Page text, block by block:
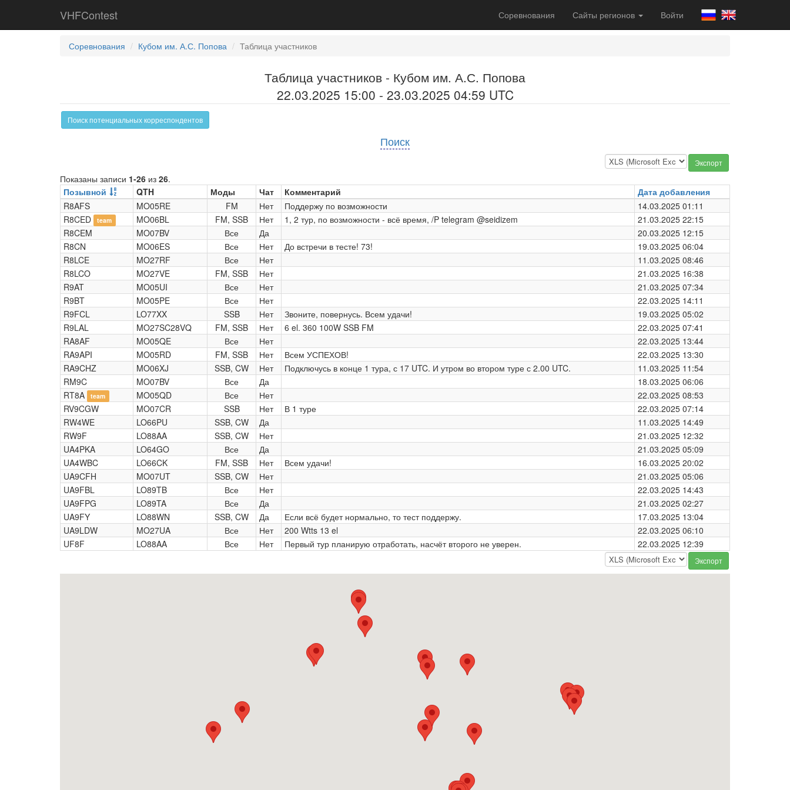
VHFContest Соревнования Сайты регионов Войти
Соревнования Кубом им. А.С. Попова Таблица участников
Таблица участников - Кубом им. А.С. Попова
22.03.2025 15:00 - 23.03.2025 04:59 UTC
Поиск потенциальных корреспондентов
Поиск
Экспорт
Показаны записи 1-26 из 26.
Позывной
QTH Моды Чат Комментарий
Дата добавления
R8AFS
MO05RE FM Нет Поддержу по возможности
14.03.2025 01:11
R8CED
team MO06BL FM, SSB Нет 1, 2 тур, по возможности - всё время, /P telegram @seidizem
21.03.2025 22:15
R8CEM
MO07BV Все Да
20.03.2025 12:15
R8CN
MO06ES Все Нет До встречи в тесте! 73!
19.03.2025 06:04
R8LCE
MO27RF Все Нет
11.03.2025 08:46
R8LCO
MO27VE FM, SSB Нет
21.03.2025 16:38
R9AT
MO05UI Все Нет
21.03.2025 07:34
R9BT
MO05PE Все Нет
22.03.2025 14:11
R9FCL
LO77XX SSB Нет Звоните, повернусь. Всем удачи!
19.03.2025 05:02
R9LAL
MO27SC28VQ FM, SSB Нет 6 el. 360 100W SSB FM
22.03.2025 07:41
RA8AF
MO05QE Все Нет
22.03.2025 13:44
RA9API
MO05RD FM, SSB Нет Всем УСПЕХОВ!
22.03.2025 13:30
RA9CHZ
MO06XJ SSB, CW Нет Подключусь в конце 1 тура, с 17 UTC. И утром во втором туре с 2.00 UTC.
11.03.2025 11:54
RM9C
MO07BV Все Да
18.03.2025 06:06
RT8A
team MO05QD Все Нет
22.03.2025 08:53
RV9CGW
MO07CR SSB Нет В 1 туре
22.03.2025 07:14
RW4WE
LO66PU SSB, CW Да
11.03.2025 14:49
RW9F
LO88AA SSB, CW Нет
21.03.2025 12:32
UA4PKA
LO64GO Все Да
21.03.2025 05:09
UA4WBC
LO66CK FM, SSB Нет Всем удачи!
16.03.2025 20:02
UA9CFH
MO07UT SSB, CW Нет
21.03.2025 05:06
UA9FBL
LO89TB Все Нет
22.03.2025 14:43
UA9FPG
LO89TA Все Да
21.03.2025 02:27
UA9FY
LO88WN SSB, CW Да Если всё будет нормально, то тест поддержу.
17.03.2025 13:04
UA9LDW
MO27UA Все Нет 200 Wtts 13 el
22.03.2025 06:10
UF8F
LO88AA Все Нет Первый тур планирую отработать, насчёт второго не уверен. 22.03.2025 12:39
Экспорт